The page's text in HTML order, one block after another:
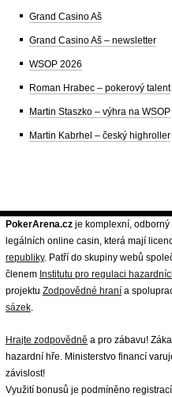
Grand Casino Aš
Grand Casino Aš – newsletter
WSOP 2026
Roman Hrabec – pokerový talent
Martin Staszko – výhra na WSOP
Martin Kabrhel – český highroller
PokerArena.cz je komplexní,
legálních online casin, která mají
republiky. Patří do skupiny webů
členem Institutu pro regulaci
projektu Zodpovědné hraní a
sázek.
Hrajte zodpovědně a pro zábavu!
hazardní hře. Ministerstvo financí
závislost!
Využití bonusů je podmíněno